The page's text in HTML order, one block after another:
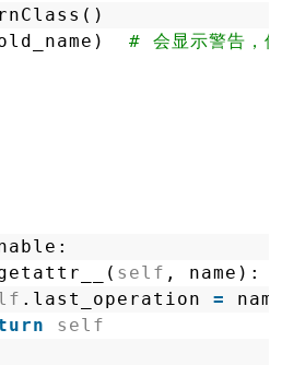
# 会显示警告，
self , name):
.last_operation =
self